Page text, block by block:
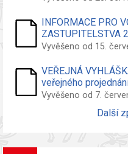
INFORMACE PRO
ZASTUPITELSTVA
Vyvěšeno od 15.
VEŘEJNÁ
veřejného
Vyvěšeno od 7.
Další